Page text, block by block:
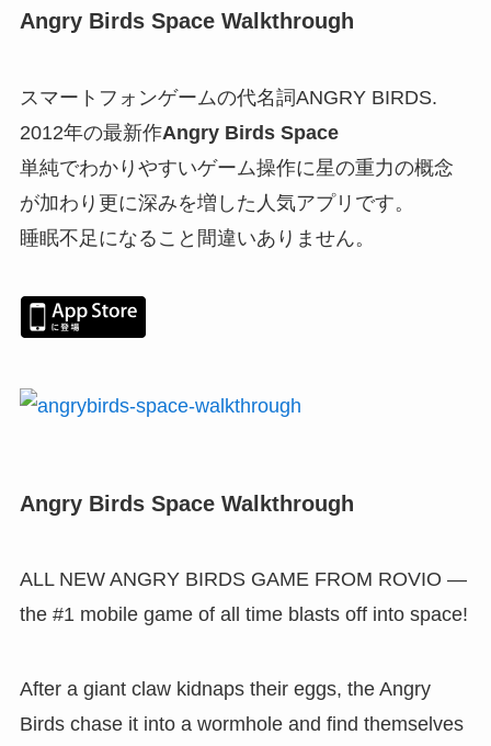
Angry Birds Space Walkthrough
スマートフォンゲームの代名詞ANGRY BIRDS.
2012年の最新作Angry Birds Space
単純でわかりやすいゲーム操作に星の重力の概念
が加わり更に深みを増した人気アプリです。
睡眠不足になること間違いありません。
Angry Birds Space Walkthrough
ALL NEW ANGRY BIRDS GAME FROM ROVIO —
the #1 mobile game of all time blasts off into space!
After a giant claw kidnaps their eggs, the Angry
Birds chase it into a wormhole and find themselves